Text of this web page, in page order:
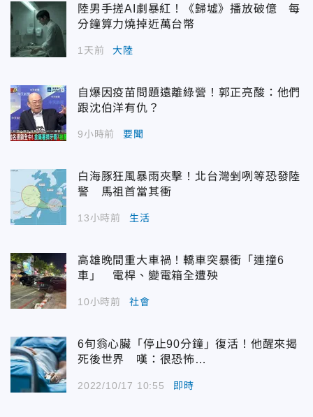
陸男手搓AI劇暴紅！《歸墟》播放破億 每
分鐘算力燒掉近萬台幣
1天前 大陸
自爆因疫苗問題遠離綠營！郭正亮酸：他們
跟沈伯洋有仇？
9小時前 要聞
白海豚狂風暴雨夾擊！北台灣剉咧等恐發陸
警 馬祖首當其衝
13小時前 生活
高雄晚間重大車禍！轎車突暴衝「連撞6
車」 電桿、變電箱全遭殃
10小時前 社會
6旬翁心臟「停止90分鐘」復活！他醒來揭
死後世界 嘆：很恐怖…
2022/10/17 10:55 即時